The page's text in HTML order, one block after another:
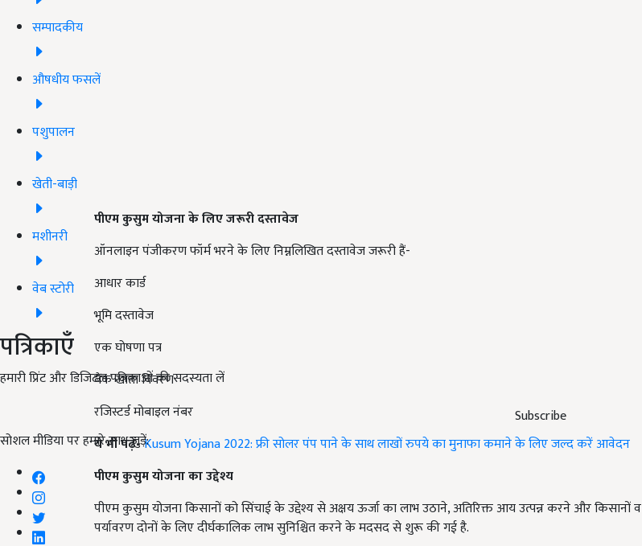
सम्पादकीय
औषधीय फसलें
पशुपालन
खेती-बाड़ी
मशीनरी
वेब स्टोरी
पत्रिकाएँ
हमारी प्रिंट और डिजिटल पत्रिकाओं की सदस्यता लें
Subscribe
सोशल मीडिया पर हमारे साथ जुड़ें:
पीएम कुसुम योजना के लिए जरूरी दस्तावेज
ऑनलाइन पंजीकरण फॉर्म भरने के लिए निम्नलिखित दस्तावेज जरूरी हैं-
आधार कार्ड
भूमि दस्तावेज
एक घोषणा पत्र
बैंक खाता विवरण
रजिस्टर्ड मोबाइल नंबर
ये भी पढ़ें-Kusum Yojana 2022: फ्री सोलर पंप पाने के साथ लाखों रुपये का मुनाफा कमाने के लिए जल्द करें आवेदन
पीएम कुसुम योजना का उद्देश्य
पीएम कुसुम योजना किसानों को सिंचाई के उद्देश्य से अक्षय ऊर्जा का लाभ उठाने, अतिरिक्त आय उत्पन्न करने और किसानों व
पर्यावरण दोनों के लिए दीर्घकालिक लाभ सुनिश्चित करने के मदसद से शुरू की गई है.